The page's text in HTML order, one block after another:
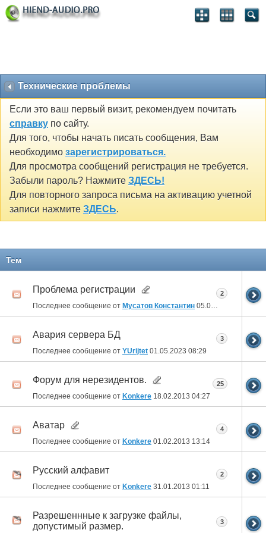
Технические проблемы
Если это ваш первый визит, рекомендуем почитать
справку по сайту.
Для того, чтобы начать писать сообщения, Вам
необходимо зарегистрироваться.
Для просмотра сообщений регистрация не требуется.
Забыли пароль? Нажмите ЗДЕСЬ!
Для повторного запроса письма на активацию учетной
записи нажмите ЗДЕСЬ.
Тем
Проблема регистрации
Последнее сообщение от Мусатов Константин 05.02.2025 22:26
2
Авария сервера БД
Последнее сообщение от YUrijtet 01.05.2023 08:29
3
Форум для нерезидентов.
Последнее сообщение от Konkere 18.02.2013 04:27
25
Аватар
Последнее сообщение от Konkere 01.02.2013 13:14
4
Русский алфавит
Последнее сообщение от Konkere 31.01.2013 01:11
2
Разрешеннные к загрузке файлы,
допустимый размер.
3